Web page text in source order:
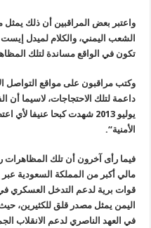
واعتبر بعض المراقبين أن ذلك
الشعب اليمني، والكلام لميدل
تكون في الواقع مساندة لتلك
وكتب مراقبون على مواقع التواصل
داعمة لتلك الاحتجاجات، لاسيما أن
يوليو 2013 شهدت كبحا
الأمنية“.
فيما رأى آخرون أن تلك المظاهرات
مالي أكبر من المملكة السعودية
قوات برية لدعم التدخل العسكري
اليمن يمثل مصدر قلق للكثيرين،
في العهد الناصري لدعم الانقلاب